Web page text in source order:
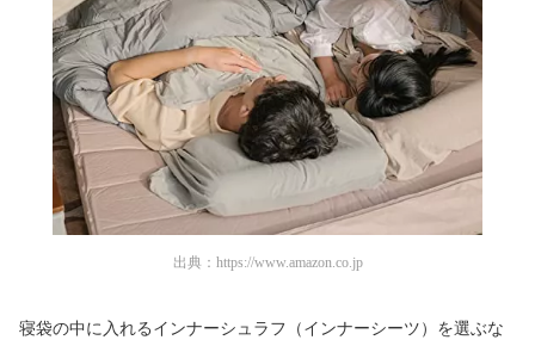
出典： https://www.amazon.co.jp
寝袋の中に入れるインナーシュラフ（インナーシーツ）を選ぶな